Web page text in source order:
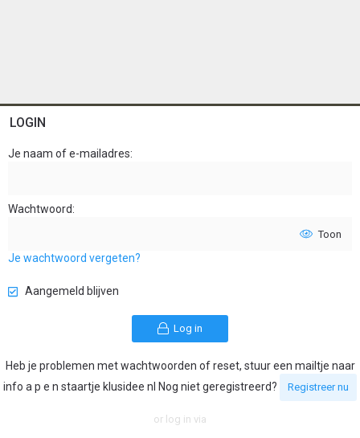
LOGIN
Je naam of e-mailadres
Wachtwoord
Toon
Je wachtwoord vergeten?
Aangemeld blijven
Log in
Heb je problemen met wachtwoorden of reset, stuur een mailtje naar
info a p e n staartje klusidee nl Nog niet geregistreerd?
Registreer nu
or log in via